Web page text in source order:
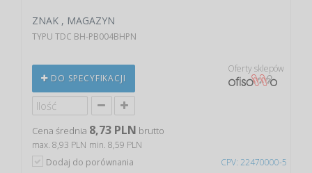
CPV: 22470000-5
ZNAK , MAGAZYN
TYPU TDC BH-PB004BHPN
DO SPECYFIKACJI
Oferty sklepów
Cena średnia 8,73 PLN brutto
max. 8,93 PLN min. 8,59 PLN
Dodaj do porównania